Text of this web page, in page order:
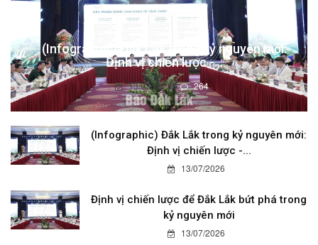
(Infographic) Đắk Lắk trong kỷ nguyên mới:
Định vị chiến lược -...
13/07/2026 264
(Infographic) Đắk Lắk trong kỷ nguyên mới:
Định vị chiến lược -...
13/07/2026
Định vị chiến lược để Đắk Lắk bứt phá trong
kỷ nguyên mới
13/07/2026